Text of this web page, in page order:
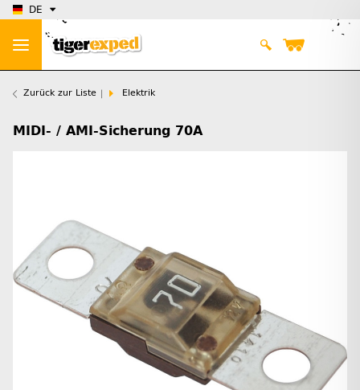
DE
Zurück zur Liste Elektrik
MIDI- / AMI-Sicherung 70A